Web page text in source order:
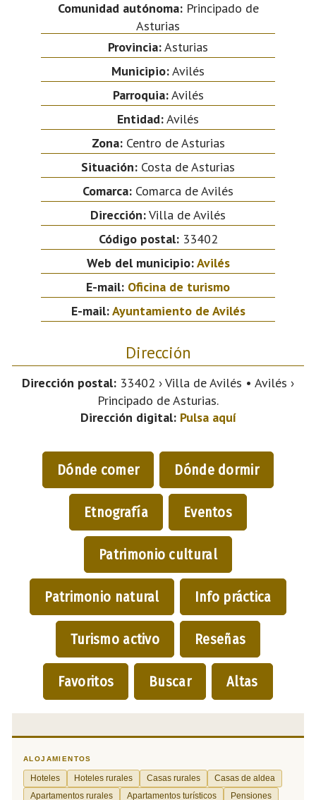
Comunidad autónoma:Principado de
Asturias
Provincia:Asturias
Municipio:Avilés
Parroquia:Avilés
Entidad:Avilés
Zona:Centro de Asturias
Situación: Costa de Asturias
Comarca: Comarca de Avilés
Dirección:Villa de Avilés
Código postal:33402
Web del municipio:Avilés
E-mail: Oficina de turismo
E-mail:Ayuntamiento de Avilés
Dirección
Dirección postal: 33402 › Villa de Avilés • Avilés ›
Principado de Asturias.
Dirección digital: Pulsa aquí
Dónde comer Dónde dormir
Etnografía Eventos
Patrimonio cultural
Patrimonio natural Info práctica
Turismo activo Reseñas
Favoritos Buscar Altas